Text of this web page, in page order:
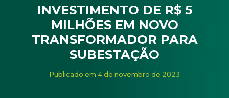
INVESTIMENTO DE R$ 5
MILHÕES EM NOVO
TRANSFORMADOR PARA
SUBESTAÇÃO
Noticias / Cerbranorte impulsiona rede elétrica
Publicado em 4 de novembro de 2023